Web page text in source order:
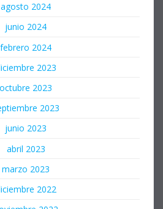
agosto 2024
junio 2024
febrero 2024
2023
octubre 2023
2023
junio 2023
abril 2023
marzo 2023
2022